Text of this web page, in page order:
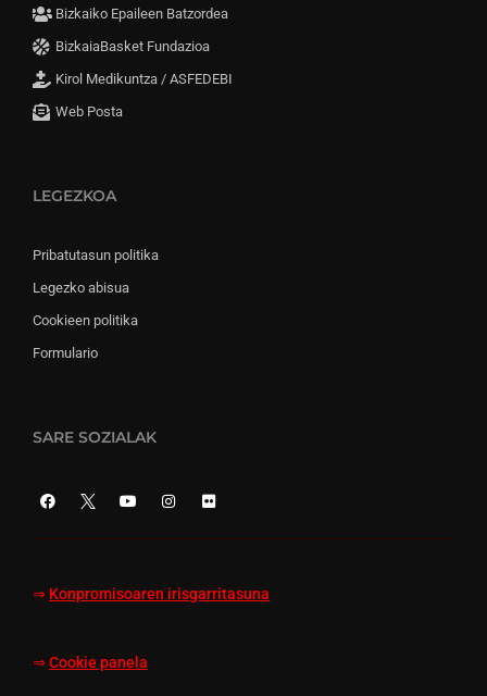
Bizkaiko Epaileen Batzordea
BizkaiaBasket Fundazioa
Kirol Medikuntza / ASFEDEBI
Web Posta
LEGEZKOA
Pribatutasun politika
Legezko abisua
Cookieen politika
Formulario
SARE SOZIALAK
⇒ Konpromisoaren irisgarritasuna
⇒ Cookie panela